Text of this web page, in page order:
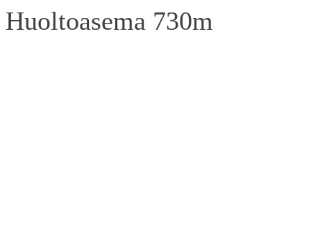
Huoltoasema 730m